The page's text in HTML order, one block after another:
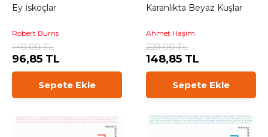
Ey İskoçlar
Robert Burns
149,00 TL
96,85 TL
Sepete Ekle
Karanlıkta Beyaz Kuşlar
Ahmet Haşim
229,00 TL
148,85 TL
Sepete Ekle